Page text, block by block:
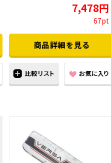
7,478円
67pt